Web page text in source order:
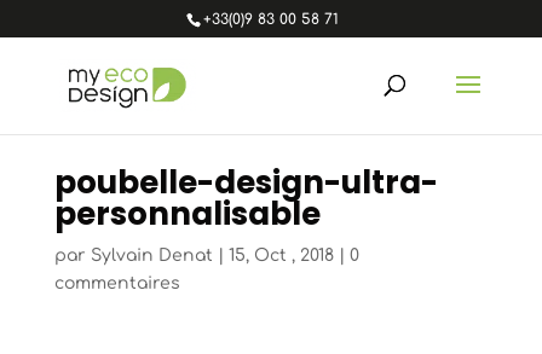
+33(0)9 83 00 58 71
poubelle-design-ultra-
personnalisable
par Sylvain Denat 15, Oct , 2018| 0
commentaires